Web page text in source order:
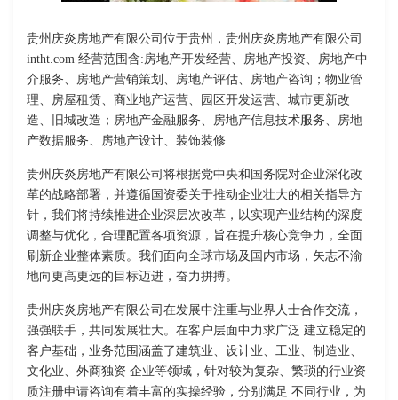
贵州庆炎房地产有限公司位于贵州，贵州庆炎房地产有限公司
intht.com 经营范围含:房地产开发经营、房地产投资、房地产中
介服务、房地产营销策划、房地产评估、房地产咨询；物业管
理、房屋租赁、商业地产运营、园区开发运营、城市更新改
造、旧城改造；房地产金融服务、房地产信息技术服务、房地
产数据服务、房地产设计、装饰装修
贵州庆炎房地产有限公司将根据党中央和国务院对企业深化改
革的战略部署，并遵循国资委关于推动企业壮大的相关指导方
针，我们将持续推进企业深层次改革，以实现产业结构的深度
调整与优化，合理配置各项资源，旨在提升核心竞争力，全面
刷新企业整体素质。我们面向全球市场及国内市场，矢志不渝
地向更高更远的目标迈进，奋力拼搏。
贵州庆炎房地产有限公司在发展中注重与业界人士合作交流，
强强联手，共同发展壮大。在客户层面中力求广泛 建立稳定的
客户基础，业务范围涵盖了建筑业、设计业、工业、制造业、
文化业、外商独资 企业等领域，针对较为复杂、繁琐的行业资
质注册申请咨询有着丰富的实操经验，分别满足 不同行业，为